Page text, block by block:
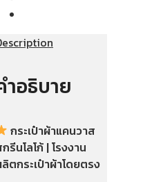
ำอธิบาย
กระเป๋าผ้าแคนวาส
รีนโลโก้ | โรงงาน
ตกระเป๋าผ้าโดยตรง